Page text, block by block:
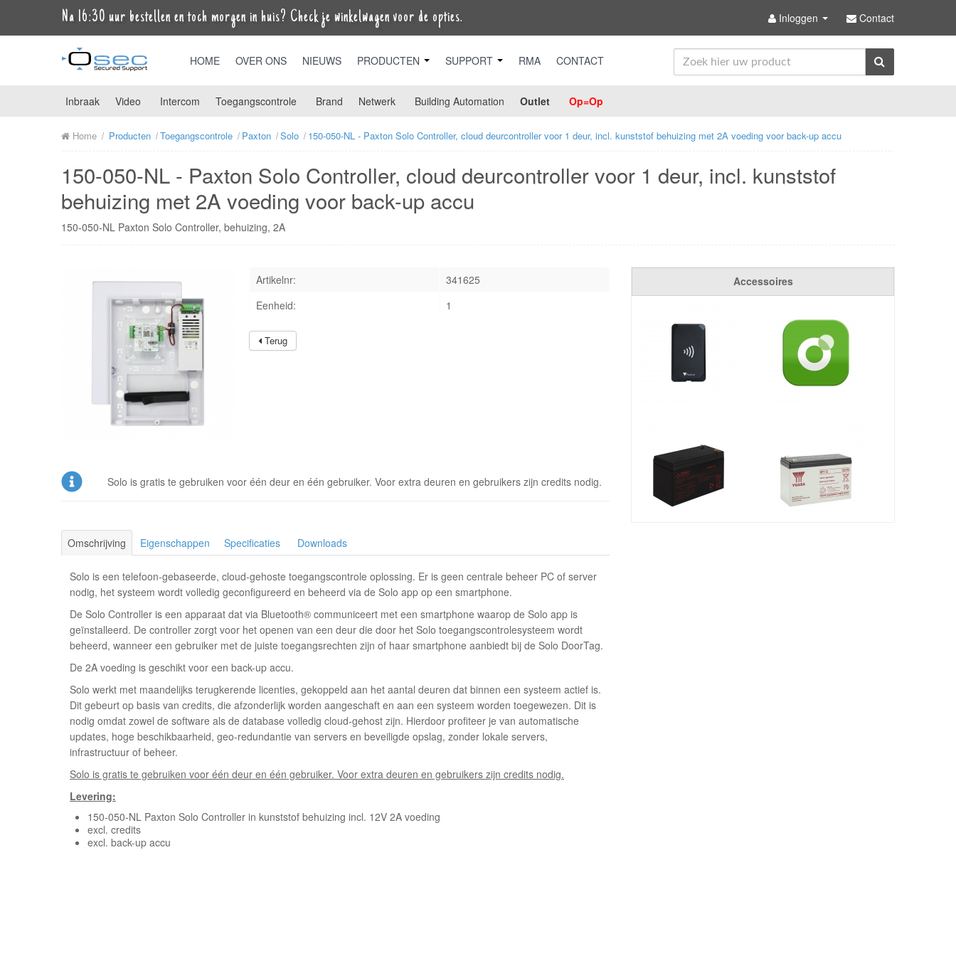
Na 16:30 uur bestellen en toch morgen in huis? Check je winkelwagen voor de opties. Inloggen Contact
HOME OVER ONS NIEUWS PRODUCTEN SUPPORT RMA CONTACT
Inbraak Video Intercom Toegangscontrole Brand Netwerk Building Automation Outlet Op=Op
Home Producten Toegangscontrole Paxton Solo 150-050-NL - Paxton Solo Controller, cloud deurcontroller voor 1 deur, incl. kunststof behuizing met 2A voeding voor back-up accu
150-050-NL - Paxton Solo Controller, cloud deurcontroller voor 1 deur, incl. kunststof
behuizing met 2A voeding voor back-up accu
150-050-NL Paxton Solo Controller, behuizing, 2A
Artikelnr:
341625
Eenheid:
1
Terug
Solo is gratis te gebruiken voor één deur en één gebruiker. Voor extra deuren en gebruikers zijn credits nodig.
Omschrijving Eigenschappen Specificaties Downloads
Solo is een telefoon-gebaseerde, cloud-gehoste toegangscontrole oplossing. Er is geen centrale beheer PC of server
nodig, het systeem wordt volledig geconfigureerd en beheerd via de Solo app op een smartphone.
De Solo Controller is een apparaat dat via Bluetooth® communiceert met een smartphone waarop de Solo app is
geïnstalleerd. De controller zorgt voor het openen van een deur die door het Solo toegangscontrolesysteem wordt
beheerd, wanneer een gebruiker met de juiste toegangsrechten zijn of haar smartphone aanbiedt bij de Solo DoorTag.
De 2A voeding is geschikt voor een back-up accu.
Solo werkt met maandelijks terugkerende licenties, gekoppeld aan het aantal deuren dat binnen een systeem actief is.
Dit gebeurt op basis van credits, die afzonderlijk worden aangeschaft en aan een systeem worden toegewezen. Dit is
nodig omdat zowel de software als de database volledig cloud-gehost zijn. Hierdoor profiteer je van automatische
updates, hoge beschikbaarheid, geo-redundantie van servers en beveiligde opslag, zonder lokale servers,
infrastructuur of beheer.
Solo is gratis te gebruiken voor één deur en één gebruiker. Voor extra deuren en gebruikers zijn credits nodig.
Levering:
150-050-NL Paxton Solo Controller in kunststof behuizing incl. 12V 2A voeding
excl. credits
excl. back-up accu
Accessoires